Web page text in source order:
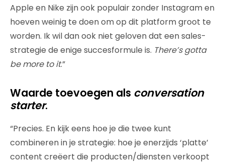
Apple en Nike zijn ook populair zonder Instagram en
hoeven weinig te doen om op dit platform groot te
worden. Ik wil dan ook niet geloven dat een sales-
strategie de enige succesformule is. There’s gotta
be more to it.”
Waarde toevoegen als conversation
starter.
“Precies. En kijk eens hoe je die twee kunt
combineren in je strategie: hoe je enerzijds ‘platte’
content creëert die producten/diensten verkoopt